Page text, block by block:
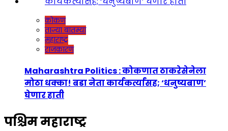
कोकण
ताज्या बातम्या
महाराष्ट्र
राजकारण
Maharashtra Politics : कोकणात ठाकरेसेनेला
मोठा धक्का! बडा नेता कार्यकर्त्यांसह; ‘धनुष्यबाण’
घेणार हाती
पश्चिम महाराष्ट्र